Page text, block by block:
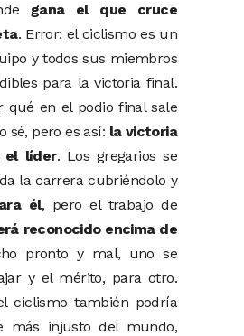
gana el que cruce
. Error: el ciclismo es un
y todos sus miembros
para la victoria final.
qué en el podio final sale
sé, pero es así: la victoria
el líder. Los gregarios se
la carrera cubriéndolo y
él, pero el trabajo de
reconocido encima de
pronto y mal, uno se
y el mérito, para otro.
ciclismo también podría
más injusto del mundo,